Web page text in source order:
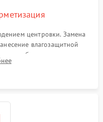
центровки. Замена
влагозащитной
объема прицела
запотевания оптики